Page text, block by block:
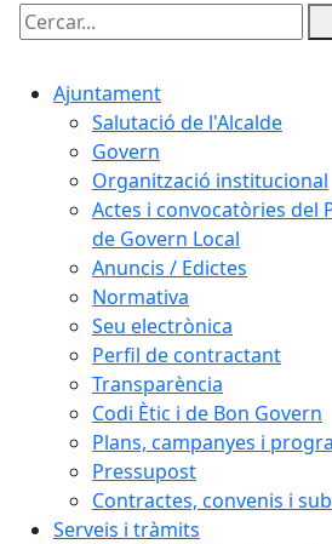
Cercar:
Ajuntament
Salutació de l'Alcalde
Govern
Organització institucional
Actes i convocatòries del
de Govern Local
Anuncis / Edictes
Normativa
Seu electrònica
Perfil de contractant
Transparència
Codi Ètic i de Bon Govern
Plans, campanyes i
Pressupost
Contractes, convenis i
Serveis i tràmits